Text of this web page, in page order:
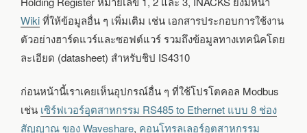
Wikiที่ให้ข้อมูลอื่น ๆ เพิ่มเติม เช่น เอกสารประกอบการใช้งาน
ตัวอย่างฮาร์ดแวร์และซอฟต์แวร์ รวมถึงข้อมูลทางเทคนิคโดย
ละเอียด (datasheet) สำหรับชิป IS4310
ก่อนหน้านี้เราเคยเห็นอุปกรณ์อื่น ๆ ที่ใช้โปรโตคอล Modbus
เช่น เซิร์ฟเวอร์อุตสาหกรรม RS485 to Ethernet แบบ 8 ช่อง
สัญญาณ ของ Waveshare, คอนโทรลเลอร์อุตสาหกรรม